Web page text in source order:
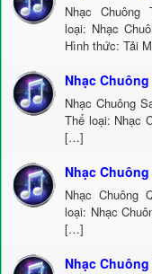
Nhạc
loại: Nhạc
Hình thức: Tải
Nhạc
Nhạc Chuông
Thể loại: Nhạc
[…]
Nhạc
Nhạc Chuông
loại: Nhạc
[…]
Nhạc